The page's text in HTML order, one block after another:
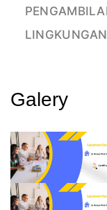
Galery